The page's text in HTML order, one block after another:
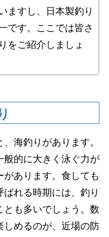
ますし、日本製釣り
です。ここでは皆さ
をご紹介しましょ
海釣りがあります。
般的に大きく泳ぐ力が
あります。食しても
れる時期には、釣り
とも多いでしょう。数
しめるのが、近場の防